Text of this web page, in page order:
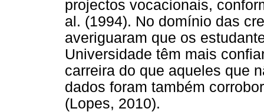
projectos vocacionais,
al. (1994). No domínio das
averiguaram que os
Universidade têm mais
carreira do que aqueles que
dados foram também
(Lopes, 2010).